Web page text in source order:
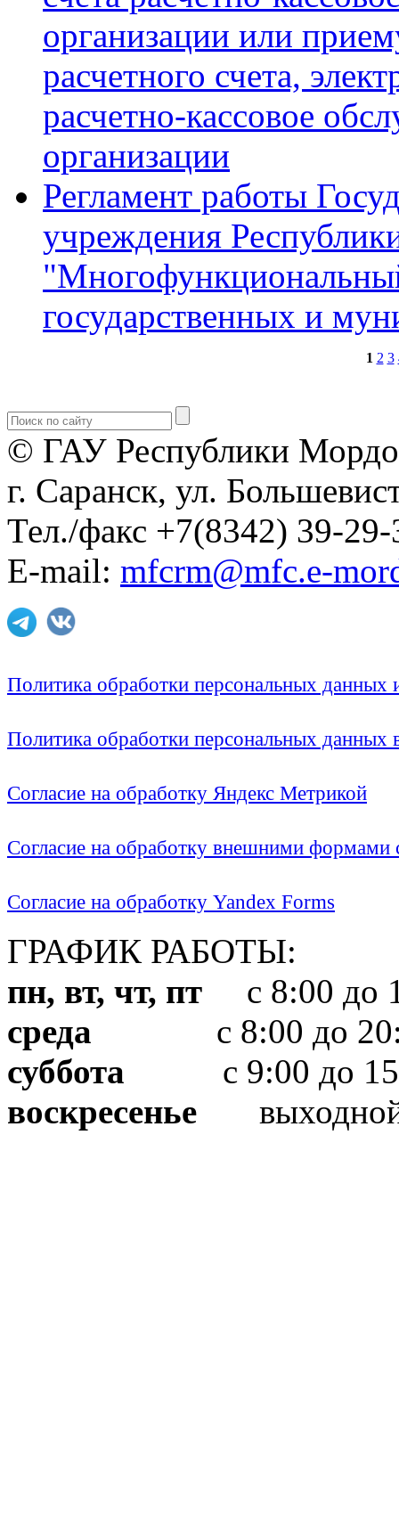
организации или
расчетного счета,
расчетно-кассовое
организации
Регламент работы
учреждения
государственных и
1 2 3
© ГАУ Республики
г. Саранск, ул.
Тел./факс +7(8342) 39-29-
E-mail: mfcrm@mfc.e-
Политика обработки персональных
Политика обработки персональных
Согласие на обработку Яндекс Метрикой
Согласие на обработку внешними формами
Согласие на обработку Yandex Forms
ГРАФИК РАБОТЫ:
пн, вт, чт, пт с 8:00 до
среда с 8:00 до
суббота с 9:00 до
воскресенье